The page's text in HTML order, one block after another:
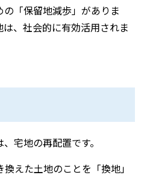
「保留地減歩」がありま
、社会的に有効活用されま
宅地の再配置です。
えた土地のことを「換地」